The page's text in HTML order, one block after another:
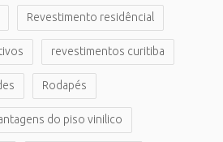
Revestimento residêncial
revestimentos curitiba
Rodapés
do piso vinilico